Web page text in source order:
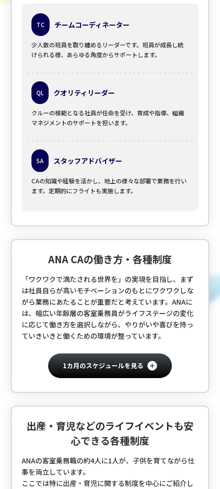
TC チームコーディネーター
少人数の班員を取り纏めるリーダーです。班員が成長し続
けられる様、あらゆる角度からサポートします。
QL クオリティリーダー
クルーの模範となる社員が任命を受け、育成や指導、組織
マネジメントのサポートを担います。
SA スタッフアドバイザー
CAの知識や経験を活かし、地上の様々な部署で業務を行い
ます。定期的にフライトも実施します。
ANA CAの働き方・各種制度
「ワクワクで満たされる世界を」の実現を目指し、まず
は社員自らが高いモチベーションのもとにワクワクしな
がら業務にあたることが重要だと考えています。ANAに
は、幅広い年齢層の客室乗務員がライフステージの変化
に応じて働き方を選択しながら、やりがいや喜びを持っ
ていきいきと働くための環境が整っています。
1カ月のスケジュールを見る
出産・育児などのライフイベントも安
心できる各種制度
ANAの客室乗務職の約4人に1人が、子供を育てながら仕
事を両立しています。
ここでは特に出産・育児に関する制度を中心にご紹介し